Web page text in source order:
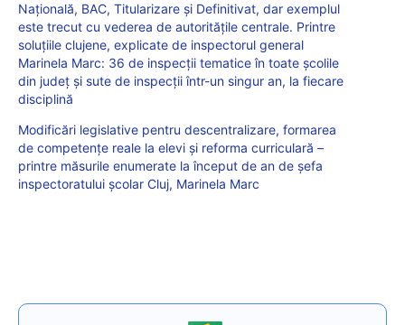
Națională, BAC, Titularizare și Definitivat, dar exemplul
este trecut cu vederea de autoritățile centrale. Printre
soluțiile clujene, explicate de inspectorul general
Marinela Marc: 36 de inspecții tematice în toate școlile
din județ și sute de inspecții într-un singur an, la fiecare
disciplină
Modificări legislative pentru descentralizare, formarea
de competențe reale la elevi și reforma curriculară –
printre măsurile enumerate la început de an de șefa
inspectoratului școlar Cluj, Marinela Marc